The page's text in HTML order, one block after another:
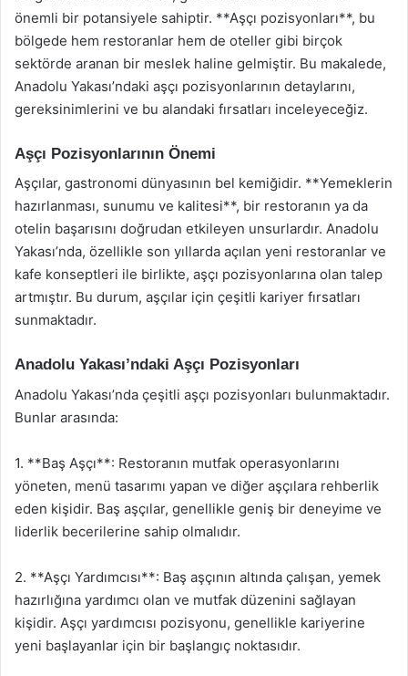
önemli bir potansiyele sahiptir. **Aşçı pozisyonları**, bu
bölgede hem restoranlar hem de oteller gibi birçok
sektörde aranan bir meslek haline gelmiştir. Bu makalede,
Anadolu Yakası’ndaki aşçı pozisyonlarının detaylarını,
gereksinimlerini ve bu alandaki fırsatları inceleyeceğiz.
Aşçı Pozisyonlarının Önemi
Aşçılar, gastronomi dünyasının bel kemiğidir. **Yemeklerin
hazırlanması, sunumu ve kalitesi**, bir restoranın ya da
otelin başarısını doğrudan etkileyen unsurlardır. Anadolu
Yakası’nda, özellikle son yıllarda açılan yeni restoranlar ve
kafe konseptleri ile birlikte, aşçı pozisyonlarına olan talep
artmıştır. Bu durum, aşçılar için çeşitli kariyer fırsatları
sunmaktadır.
Anadolu Yakası’ndaki Aşçı Pozisyonları
Anadolu Yakası’nda çeşitli aşçı pozisyonları bulunmaktadır.
Bunlar arasında:
1. **Baş Aşçı**: Restoranın mutfak operasyonlarını
yöneten, menü tasarımı yapan ve diğer aşçılara rehberlik
eden kişidir. Baş aşçılar, genellikle geniş bir deneyime ve
liderlik becerilerine sahip olmalıdır.
2. **Aşçı Yardımcısı**: Baş aşçının altında çalışan, yemek
hazırlığına yardımcı olan ve mutfak düzenini sağlayan
kişidir. Aşçı yardımcısı pozisyonu, genellikle kariyerine
yeni başlayanlar için bir başlangıç noktasıdır.